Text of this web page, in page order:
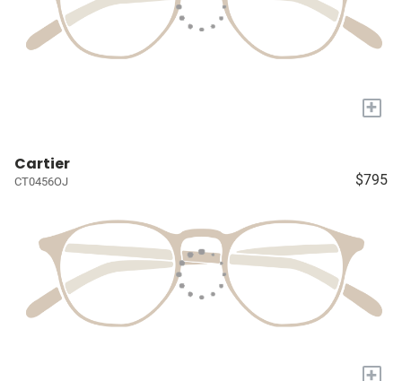
+
Cartier
CT0456OJ $795
+